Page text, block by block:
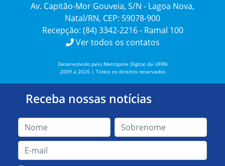
Av. Capitão-Mor Gouveia, S/N - Lagoa Nova,
Natal/RN, CEP: 59078-900
Recepção: (84) 3342-2216 - Ramal 100
Ver todos os contatos
Desenvolvido pelo Metrópole Digital da UFRN
2009 a 2026 | Todos os direitos reservados
Receba nossas notícias